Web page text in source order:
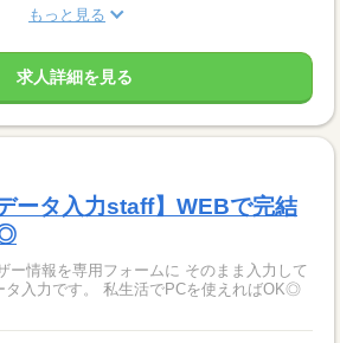
もっと見る
求人詳細を見る
ータ入力staff】WEBで完結
タ入力です。 私生活でPCを使えればOK◎